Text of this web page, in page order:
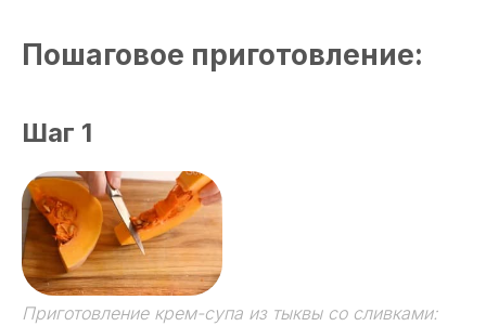
Пошаговое приготовление:
Шаг 1
Приготовление крем-супа из тыквы со сливками: